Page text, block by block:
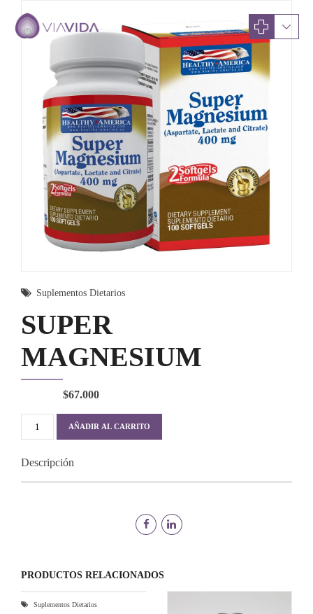
Suplementos Dietarios
SUPER
MAGNESIUM
$67.000
AÑADIR AL CARRITO
Descripción
PRODUCTOS RELACIONADOS
Suplementos Dietarios